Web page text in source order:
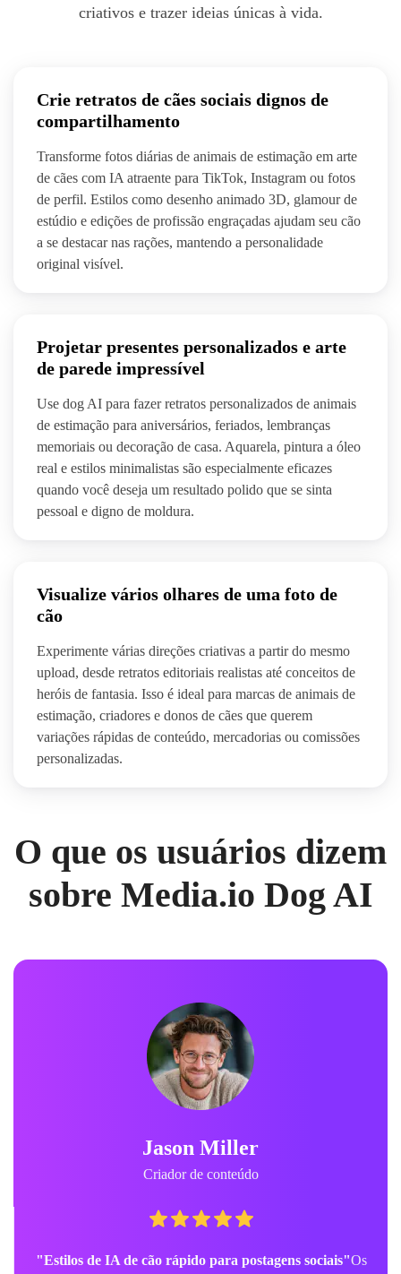
criativos e trazer ideias únicas à vida.
Crie retratos de cães sociais dignos de
compartilhamento
Transforme fotos diárias de animais de estimação em arte
de cães com IA atraente para TikTok, Instagram ou fotos
de perfil. Estilos como desenho animado 3D, glamour de
estúdio e edições de profissão engraçadas ajudam seu cão
a se destacar nas rações, mantendo a personalidade
original visível.
Projetar presentes personalizados e arte
de parede impressível
Use dog AI para fazer retratos personalizados de animais
de estimação para aniversários, feriados, lembranças
memoriais ou decoração de casa. Aquarela, pintura a óleo
real e estilos minimalistas são especialmente eficazes
quando você deseja um resultado polido que se sinta
pessoal e digno de moldura.
Visualize vários olhares de uma foto de
cão
Experimente várias direções criativas a partir do mesmo
upload, desde retratos editoriais realistas até conceitos de
heróis de fantasia. Isso é ideal para marcas de animais de
estimação, criadores e donos de cães que querem
variações rápidas de conteúdo, mercadorias ou comissões
personalizadas.
O que os usuários dizem
sobre Media.io Dog AI
Jason Miller
Criador de conteúdo
"Estilos de IA de cão rápido para postagens sociais"Os